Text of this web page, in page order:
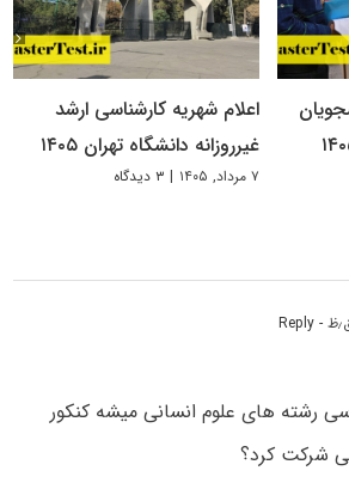
اعلام شهریه کارشناسی ارشد
غیرروزانه دانشگاه تهران ۱۴۰۵
۷ مرداد, ۱۴۰۵ | ۳ دیدگاه
- Reply
رشته های علوم انسانی میشه کنکور
شرکت کرد؟